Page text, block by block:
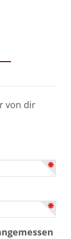
von dir